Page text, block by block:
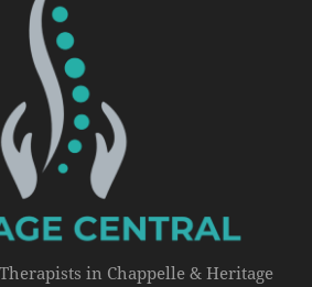
in Chappelle & Heritage